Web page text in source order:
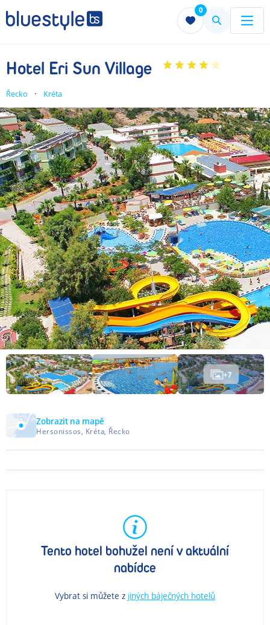
0
Menu Menu
Hotel Eri Sun Village
Řecko Kréta
+7
Zobrazit na mapě
Hersonissos, Kréta, Řecko
Tento hotel bohužel není v aktuální
nabídce
Vybrat si můžete z jiných báječných hotelů